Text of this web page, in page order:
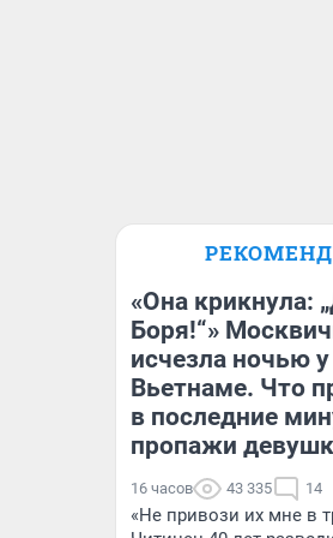
«Она крикнула:
Боря!“»
исчезла ночью
Вьетнаме. Что
в последние
пропажи
16 часов 43 335 14
«Не привози их мне в